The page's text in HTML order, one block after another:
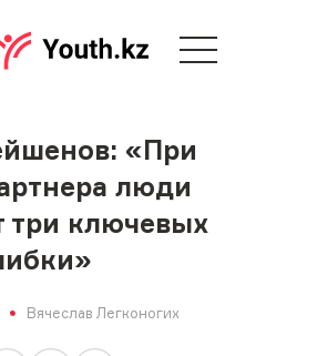
«При
люди
три ключевых
Вячеслав Легконогих